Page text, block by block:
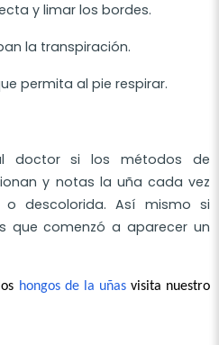
y limar los bordes.
la transpiración.
permita al pie respirar.
doctor si los métodos de
y notas la uña cada vez
descolorida. Así mismo si
que comenzó a aparecer un
hongos de la uñas visita nuestro